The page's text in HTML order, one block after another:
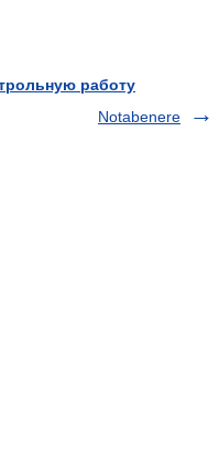
работу
Notabenere